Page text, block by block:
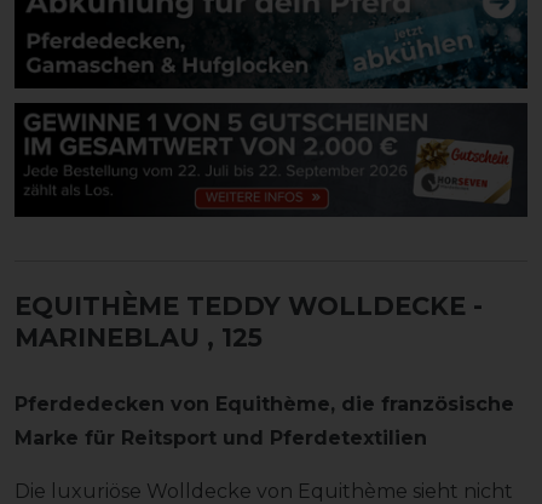
EQUITHÈME TEDDY WOLLDECKE -
MARINEBLAU , 125
Pferdedecken von Equithème, die französische
Marke für Reitsport und Pferdetextilien
Die luxuriöse Wolldecke von Equithème sieht nicht